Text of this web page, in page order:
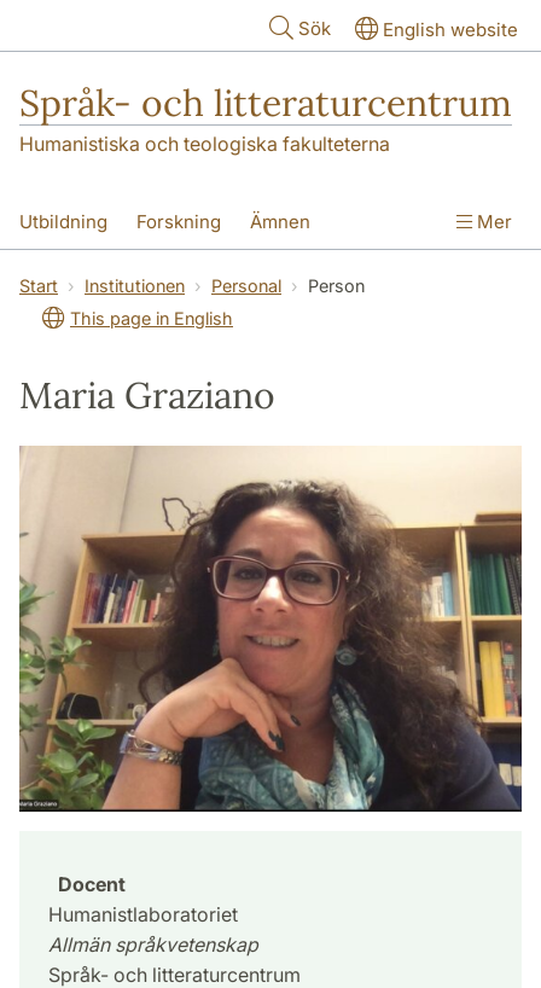
Sök English website
Språk- och litteraturcentrum
Humanistiska och teologiska fakulteterna
Utbildning Forskning Ämnen
SOL-husen Kontakt Institutionen
översättning till svenska
Mer
Start Institutionen Personal
Person
This page in English
Maria Graziano
Docent
Humanistlaboratoriet
Allmän språkvetenskap
Språk- och litteraturcentrum